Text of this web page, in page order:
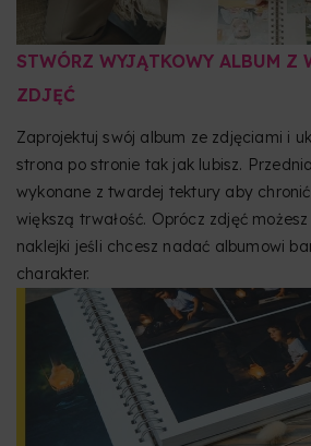
STWÓRZ WYJĄTKOWY ALBUM Z
ZDJĘĆ
Zaprojektuj swój album ze zdjęciami i
strona po stronie tak jak lubisz.
wykonane z twardej tektury aby
większą trwałość. Oprócz zdjęć
naklejki jeśli chcesz nadać albumowi
charakter.